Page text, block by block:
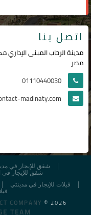
اتصل بنا
مصر
01110440030
madinaty.com
شقق للإيجار في
شقق للإيجار في
فيلات للإيجار في مدينتي
COMPANY © 2026
TEAM